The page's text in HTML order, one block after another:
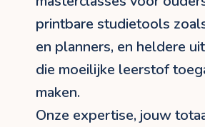
printbare studietools zoals
en planners, en heldere
die moeilijke leerstof
maken.
Onze expertise, jouw